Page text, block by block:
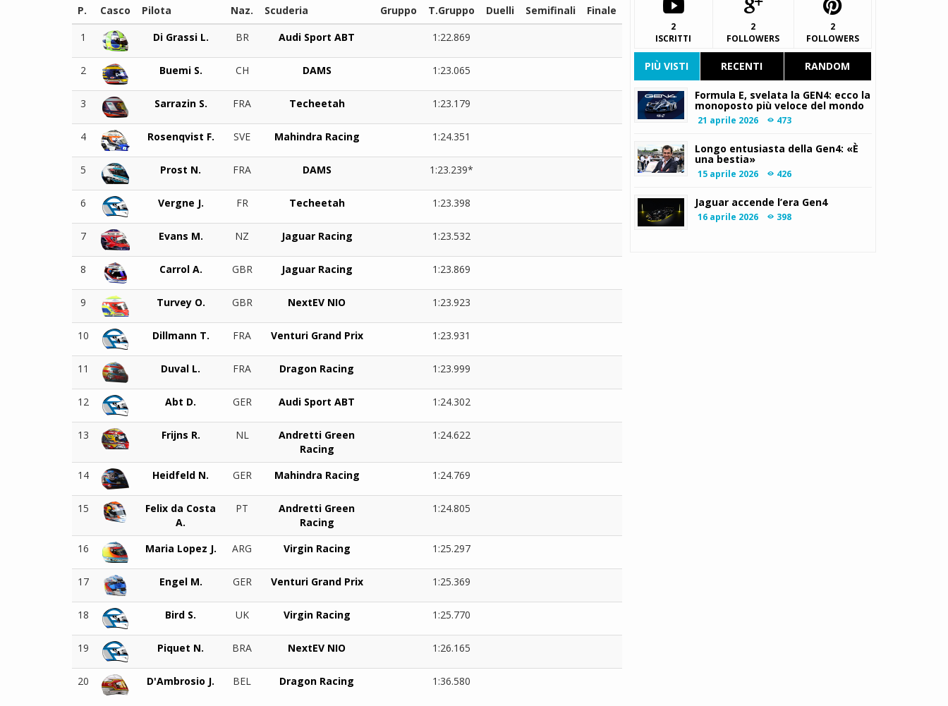
P. Casco Pilota Naz. Scuderia Gruppo T.Gruppo Duelli Semifinali
Finale
1
Di Grassi L. BR Audi Sport ABT 1:22.869
2 Buemi S. CH DAMS 1:23.065
3 Sarrazin S. FRA Techeetah 1:23.179
4 Rosenqvist F. SVE Mahindra Racing 1:24.351
5 Prost N. FRA DAMS 1:23.239*
6 Vergne J. FR Techeetah 1:23.398
7 Evans M. NZ Jaguar Racing 1:23.532
8 Carrol A. GBR Jaguar Racing 1:23.869
9 Turvey O. GBR NextEV NIO 1:23.923
10 Dillmann T. FRA Venturi Grand Prix 1:23.931
11 Duval L. FRA Dragon Racing 1:23.999
12 Abt D. GER Audi Sport ABT 1:24.302
13 Frijns R. NL
Andretti Green
Racing
1:24.622
14 Heidfeld N. GER Mahindra Racing 1:24.769
15
Felix da Costa
A.
PT
Andretti Green
Racing
1:24.805
16 Maria Lopez J. ARG Virgin Racing 1:25.297
17 Engel M. GER Venturi Grand Prix 1:25.369
18 Bird S. UK Virgin Racing 1:25.770
19 Piquet N. BRA NextEV NIO 1:26.165
20 D'Ambrosio J. BEL Dragon Racing 1:36.580
2
ISCRITTI
2
FOLLOWERS
2
FOLLOWERS
PIÙ VISTI RECENTI RANDOM
Formula E, svelata la GEN4: ecco la
monoposto più veloce del mondo
21 aprile 2026 473
Longo entusiasta della Gen4: «È
una bestia»
15 aprile 2026 426
Jaguar accende l’era Gen4
16 aprile 2026 398